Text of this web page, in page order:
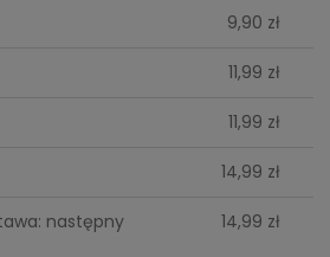
9,90 zł
11,99 zł
11,99 zł
14,99 zł
następny
14,99 zł